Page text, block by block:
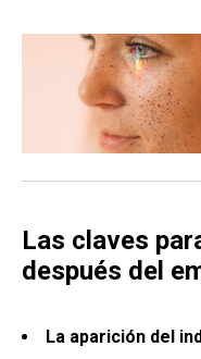
Las claves
después del
La aparición del